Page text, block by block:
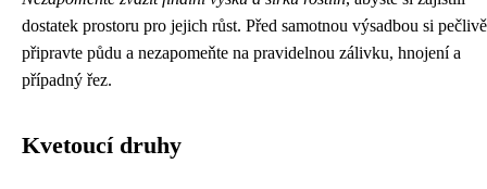
dostatek prostoru pro jejich růst. Před samotnou výsadbou si pečlivě
připravte půdu a nezapomeňte na pravidelnou zálivku, hnojení a
případný řez.
Kvetoucí druhy